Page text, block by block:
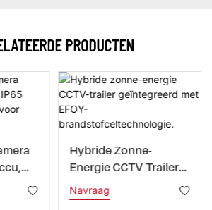
PRODUCTEN
Hybride Zonne-
Energie CCTV-Trailer
Geïntegreerd Met
EFOY-
Navraag